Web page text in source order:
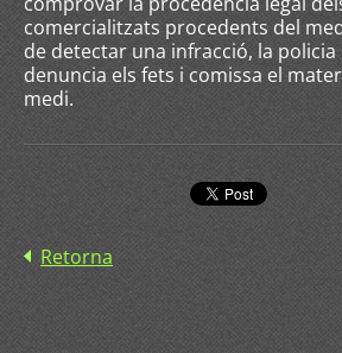
comercialitzats procedents del
de detectar una infracció, la
denuncia els fets i comissa el
medi.
Retorna